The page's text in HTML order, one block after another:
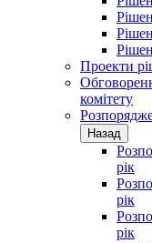
Проекти
комітету
Назад
рік
рік
рік